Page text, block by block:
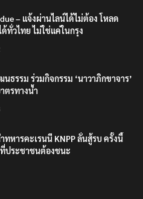
– แจ้งผ่านไลน์ได้ไม่ต้อง โหลด
ทั่วไทย ไม่ใช่แค่ในกรุง
ธรรม ร่วมกิจกรรม ‘นาวาภิกขาจาร’
ตรทางน้ำ
ทหารคะเรนนี KNPP ลั่นสู้รบ ครั้งนี้
ประชาชนต้องชนะ